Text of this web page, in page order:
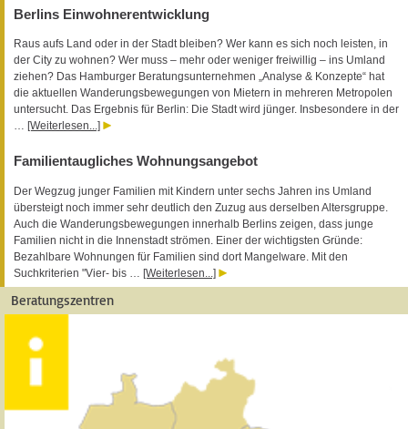
Berlins Einwohnerentwicklung
Raus aufs Land oder in der Stadt bleiben? Wer kann es sich noch leisten, in
der City zu wohnen? Wer muss – mehr oder weniger freiwillig – ins Umland
ziehen? Das Hamburger Beratungsunternehmen „Analyse & Konzepte“ hat
die aktuellen Wanderungsbewegungen von Mietern in mehreren Metropolen
untersucht. Das Ergebnis für Berlin: Die Stadt wird jünger. Insbesondere in der
… [Weiterlesen...]
Familientaugliches Wohnungsangebot
Der Wegzug junger Familien mit Kindern unter sechs Jahren ins Umland
übersteigt noch immer sehr deutlich den Zuzug aus derselben Altersgruppe.
Auch die Wanderungsbewegungen innerhalb Berlins zeigen, dass junge
Familien nicht in die Innenstadt strömen. Einer der wichtigsten Gründe:
Bezahlbare Wohnungen für Familien sind dort Mangelware. Mit den
Suchkriterien "Vier- bis … [Weiterlesen...]
Beratungszentren